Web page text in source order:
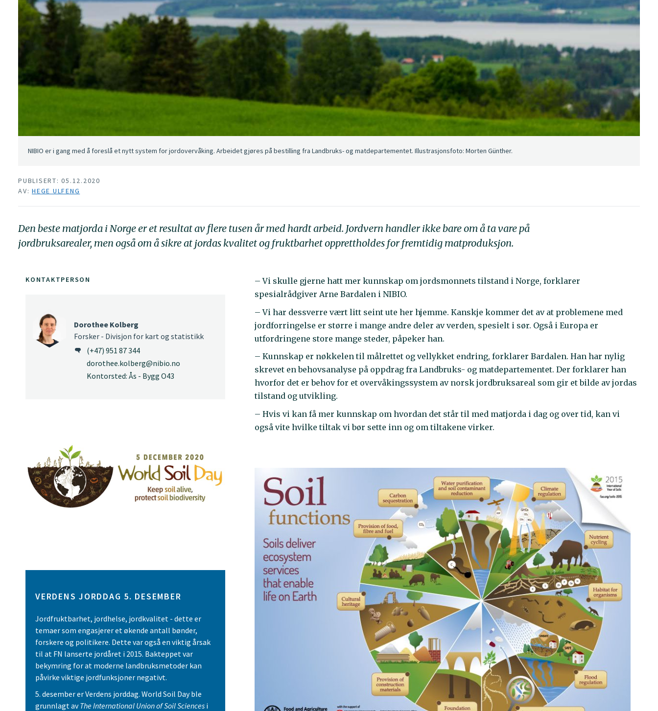
NIBIO er i gang med å foreslå et nytt system for jordovervåking. Arbeidet gjøres på bestilling fra Landbruks- og matdepartementet. Illustrasjonsfoto: Morten Günther.
PUBLISERT: 05.12.2020
AV: HEGE ULFENG
Den beste matjorda i Norge er et resultat av flere tusen år med hardt arbeid. Jordvern handler ikke bare om å ta vare på
jordbruksarealer, men også om å sikre at jordas kvalitet og fruktbarhet opprettholdes for fremtidig matproduksjon.
– Vi skulle gjerne hatt mer kunnskap om jordsmonnets tilstand i Norge, forklarer
spesialrådgiver Arne Bardalen i NIBIO.
– Vi har dessverre vært litt seint ute her hjemme. Kanskje kommer det av at problemene med
jordforringelse er større i mange andre deler av verden, spesielt i sør. Også i Europa er
utfordringene store mange steder, påpeker han.
– Kunnskap er nøkkelen til målrettet og vellykket endring, forklarer Bardalen. Han har nylig
skrevet en behovsanalyse på oppdrag fra Landbruks- og matdepartementet. Der forklarer han
hvorfor det er behov for et overvåkingssystem av norsk jordbruksareal som gir et bilde av jordas
tilstand og utvikling.
– Hvis vi kan få mer kunnskap om hvordan det står til med matjorda i dag og over tid, kan vi
også vite hvilke tiltak vi bør sette inn og om tiltakene virker.
KONTAKTPERSON
Dorothee Kolberg
Forsker - Divisjon for kart og statistikk
(+47) 951 87 344
dorothee.kolberg@nibio.no
Kontorsted: Ås - Bygg O43
VERDENS JORDDAG 5. DESEMBER
Jordfruktbarhet, jordhelse, jordkvalitet - dette er
temaer som engasjerer et økende antall bønder,
forskere og politikere. Dette var også en viktig årsak
til at FN lanserte jordåret i 2015. Bakteppet var
bekymring for at moderne landbruksmetoder kan
påvirke viktige jordfunksjoner negativt.
5. desember er Verdens jorddag. World Soil Day ble
grunnlagt avThe International Union of Soil Sciences i